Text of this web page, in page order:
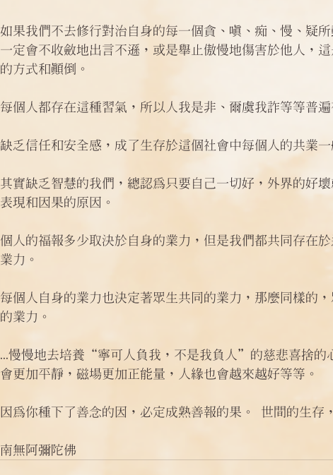
如果我們不去修行對治自身的每一個貪、嗔、痴、慢、疑
一定會不收斂地出言不遜，或是舉止傲慢地傷害於他人，
的方式和顛倒。
每個人都存在這種習氣，所以人我是非、爾虞我詐等等普
缺乏信任和安全感，成了生存於這個社會中每個人的共業
其實缺乏智慧的我們，總認為只要自己一切好，外界的好
表現和因果的原因。
個人的福報多少取決於自身的業力，但是我們都共同存在
業力。
每個人自身的業力也決定著眾生共同的業力，那麼同樣的
的業力。
...慢慢地去培養“寧可人負我，不是我負人”的慈悲喜捨的
會更加平靜，磁場更加正能量，人緣也會越來越好等等。
因為你種下了善念的因，必定成熟善報的果。 世間的生存
南無阿彌陀佛